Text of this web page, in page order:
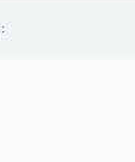
: